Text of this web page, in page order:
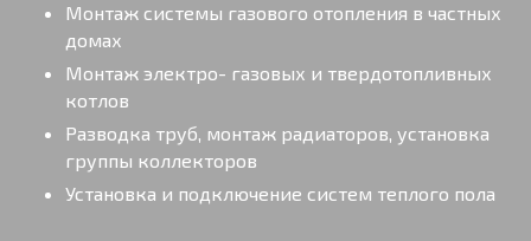
Монтаж системы газового отопления в частных
домах
Монтаж электро- газовых и твердотопливных
котлов
Разводка труб, монтаж радиаторов, установка
группы коллекторов
Установка и подключение систем теплого пола